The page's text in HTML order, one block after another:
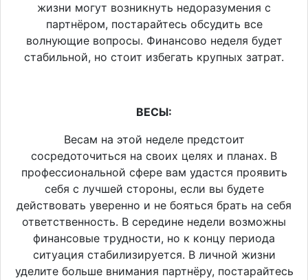
жизни могут возникнуть недоразумения с
партнёром, постарайтесь обсудить все
волнующие вопросы. Финансово неделя будет
стабильной, но стоит избегать крупных затрат.
ВЕСЫ:
Весам на этой неделе предстоит
сосредоточиться на своих целях и планах. В
профессиональной сфере вам удастся проявить
себя с лучшей стороны, если вы будете
действовать уверенно и не бояться брать на себя
ответственность. В середине недели возможны
финансовые трудности, но к концу периода
ситуация стабилизируется. В личной жизни
уделите больше внимания партнёру, постарайтесь